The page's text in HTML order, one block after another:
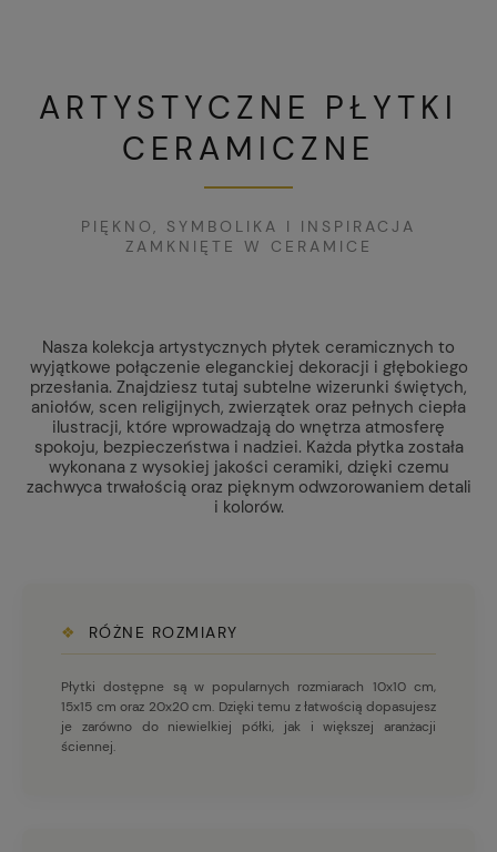
ARTYSTYCZNE PŁYTKI
CERAMICZNE
PIĘKNO, SYMBOLIKA I INSPIRACJA
ZAMKNIĘTE W CERAMICE
Nasza kolekcja artystycznych płytek ceramicznych to
wyjątkowe połączenie eleganckiej dekoracji i głębokiego
przesłania. Znajdziesz tutaj subtelne wizerunki świętych,
aniołów, scen religijnych, zwierzątek oraz pełnych ciepła
ilustracji, które wprowadzają do wnętrza atmosferę
spokoju, bezpieczeństwa i nadziei. Każda płytka została
wykonana z wysokiej jakości ceramiki, dzięki czemu
zachwyca trwałością oraz pięknym odwzorowaniem detali
i kolorów.
❖ RÓŻNE ROZMIARY
Płytki dostępne są w popularnych rozmiarach 10x10 cm,
15x15 cm oraz 20x20 cm. Dzięki temu z łatwością dopasujesz
je zarówno do niewielkiej półki, jak i większej aranżacji
ściennej.